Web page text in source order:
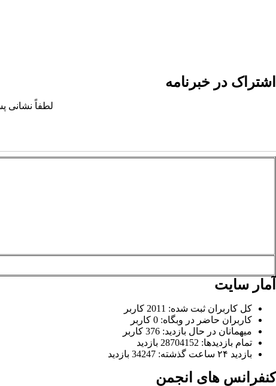
اشتراک در خبرنامه
لطفاً نشانی
آمار سایت
کل کاربران ثبت شده: 2011 کاربر
کاربران حاضر در وبگاه: 0 کاربر
میهمانان در حال بازدید: 376 کاربر
تمام بازدید‌ها: 28704152 بازدید
بازدید ۲۴ ساعت گذشته: 34247 بازدید
کنفرانس های انجمن